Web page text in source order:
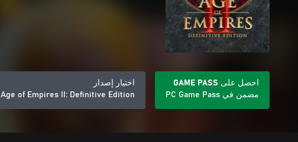
احصل على GAME PASS
مضمن في PC Game Pass
اختيار إصدار
Age of Empires II: Definitive Edition